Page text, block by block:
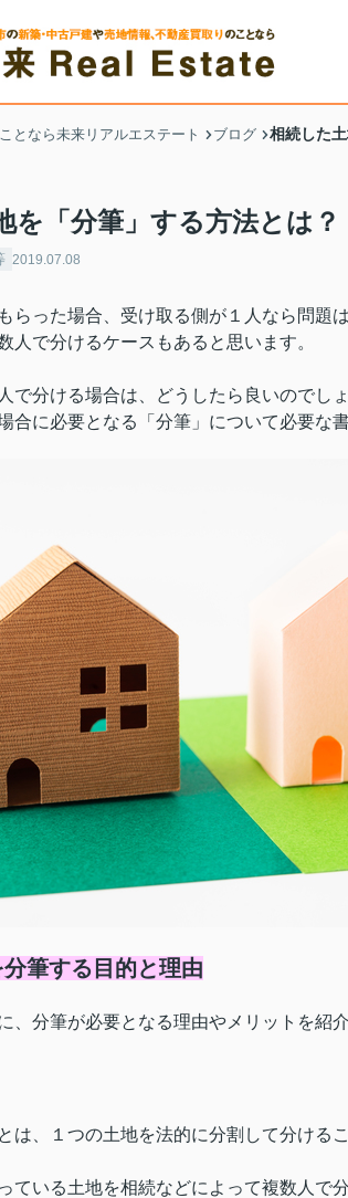
となら未来リアルエステート ブログ 相続した
を「分筆」する方法とは？
2019.07.08
らった場合、受け取る側が１人なら問題は
人で分けるケースもあると思います。
で分ける場合は、どうしたら良いのでしょ
合に必要となる「分筆」について必要な
筆する目的と理由
、分筆が必要となる理由やメリットを紹介
は、１つの土地を法的に分割して分ける
ている土地を相続などによって複数人で